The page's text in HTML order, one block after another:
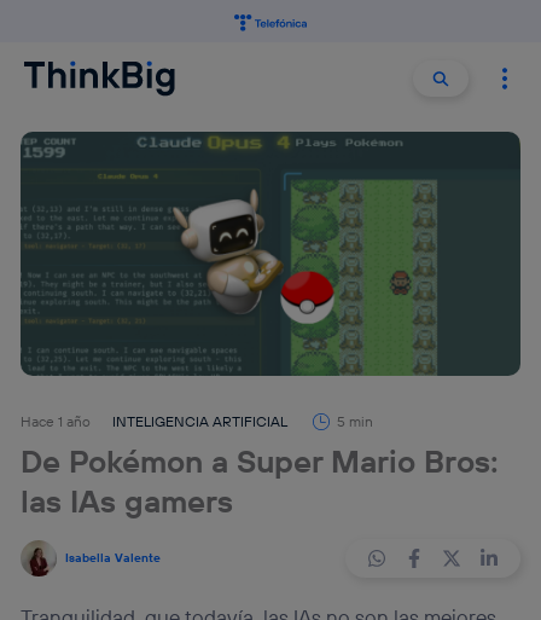
Buscar
Hace 1 año INTELIGENCIA ARTIFICIAL 5 min
De Pokémon a Super Mario Bros:
las IAs gamers
Isabella Valente